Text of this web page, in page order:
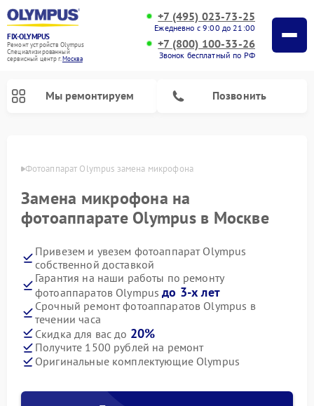
FIX-OLYMPUS
Ремонт устройств Olympus
Специализированный
cервисный центр г.Москва
+7 (495) 023-73-25
Ежедневно с 9:00 до 21:00
+7 (800) 100-33-26
Звонок бесплатный по РФ
Мы ремонтируем Позвонить
Фотоаппарат Olympus замена микрофона
Замена микрофона на
фотоаппарате Olympus в Москве
Привезем и увезем фотоаппарат Olympus
собственной доставкой
Гарантия на наши работы по ремонту
фотоаппаратов Olympusдо 3-х лет
Срочный ремонт фотоаппаратов Olympus в
течении часа
Скидка для вас до 20%
Получите 1500 рублей на ремонт
Оригинальные комплектующие Olympus